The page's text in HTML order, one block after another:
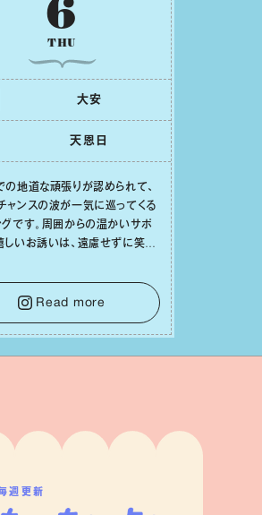
6
THU
⼤安
天恩⽇
の地道な頑張りが認められて、
ャンスの波が⼀気に巡ってくる
グです。周囲からの温かいサポ
しいお誘いは、遠慮せずに笑顔
ていくイメージを持って⼀歩を
て。⼀⼈⼀⼈の良いところが混
、ハッピーな未来が形作られて
。
Read more
週更新